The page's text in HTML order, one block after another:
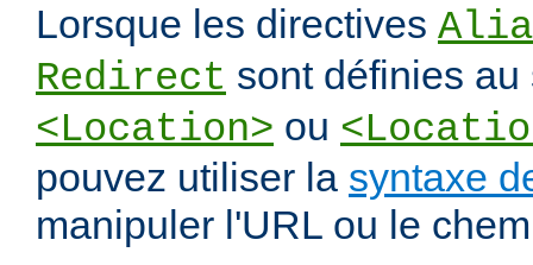
Lorsque les directives
Redirect sont définies
<Location> ou
pouvez utiliser la syntaxe
manipuler l'URL ou le